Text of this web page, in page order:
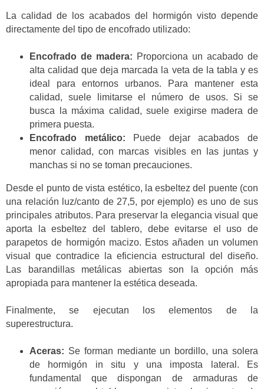
La calidad de los acabados del hormigón visto depende
directamente del tipo de encofrado utilizado:
Encofrado de madera: Proporciona un acabado de
alta calidad que deja marcada la veta de la tabla y es
ideal para entornos urbanos. Para mantener esta
calidad, suele limitarse el número de usos. Si se
busca la máxima calidad, suele exigirse madera de
primera puesta.
Encofrado metálico: Puede dejar acabados de
menor calidad, con marcas visibles en las juntas y
manchas si no se toman precauciones.
Desde el punto de vista estético, la esbeltez del puente (con
una relación luz/canto de 27,5, por ejemplo) es uno de sus
principales atributos. Para preservar la elegancia visual que
aporta la esbeltez del tablero, debe evitarse el uso de
parapetos de hormigón macizo. Estos añaden un volumen
visual que contradice la eficiencia estructural del diseño.
Las barandillas metálicas abiertas son la opción más
apropiada para mantener la estética deseada.
Finalmente, se ejecutan los elementos de la
superestructura.
Aceras: Se forman mediante un bordillo, una solera
de hormigón in situ y una imposta lateral. Es
fundamental que dispongan de armaduras de